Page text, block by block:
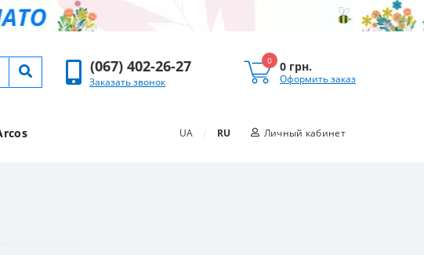
(067) 402-26-27
Заказать звонок
0 0 грн.
Оформить заказ
UA / RU Личный кабинет